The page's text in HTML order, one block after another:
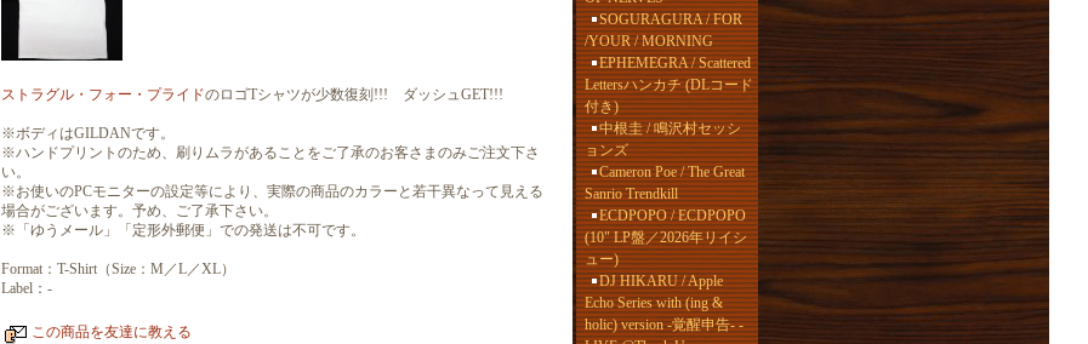
ストラグル・フォー・プライドのロゴTシャツが少数復刻!!! ダッシュGET!!!
※ボディはGILDANです。
※ハンドプリントのため、刷りムラがあることをご了承のお客さまのみご注文下さ
い。
※お使いのPCモニターの設定等により、実際の商品のカラーと若干異なって見える
場合がございます。予め、ご了承下さい。
※「ゆうメール」「定形外郵便」での発送は不可です。
Format：T-Shirt（Size：M／L／XL）
Label：-
この商品を友達に教える
SOGURAGURA / FOR
/YOUR / MORNING
EPHEMEGRA / Scattered
Lettersハンカチ (DLコード
付き)
中根圭 / 鳴沢村セッシ
ョンズ
Cameron Poe / The Great
Sanrio Trendkill
ECDPOPO / ECDPOPO
(10" LP盤／2026年リイシ
ュー)
DJ HIKARU / Apple
Echo Series with (ing &
holic) version -覚醒申告- -